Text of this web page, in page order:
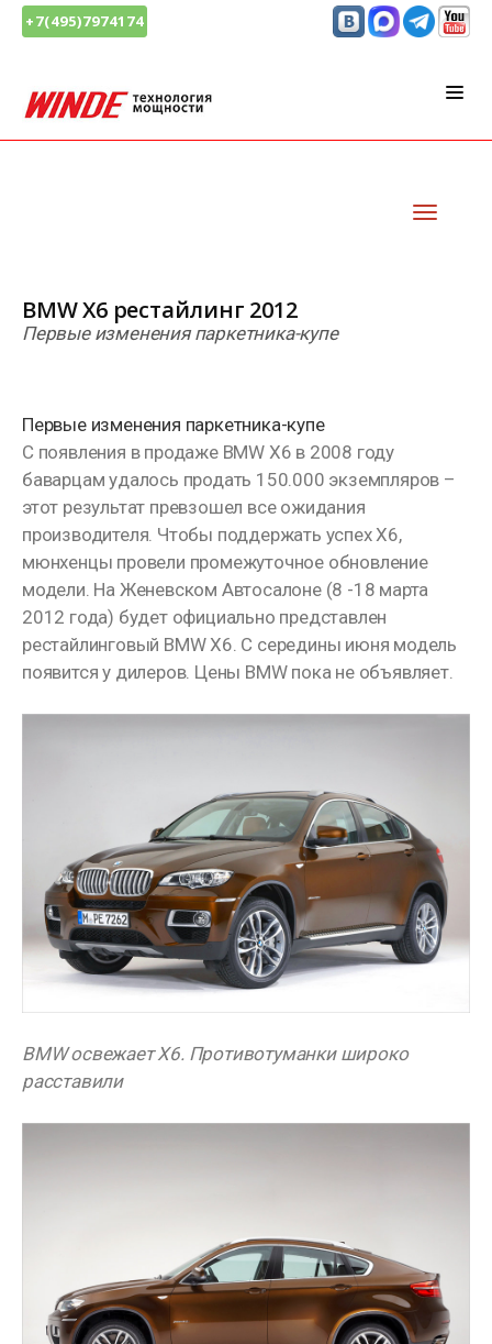
+7(495)7974174
BMW X6 рестайлинг 2012
Первые изменения паркетника-купе
Первые изменения паркетника-купе
С появления в продаже BMW X6 в 2008 году
баварцам удалось продать 150.000 экземпляров –
этот результат превзошел все ожидания
производителя. Чтобы поддержать успех X6,
мюнхенцы провели промежуточное обновление
модели. На Женевском Автосалоне (8 -18 марта
2012 года) будет официально представлен
рестайлинговый BMW X6. С середины июня модель
появится у дилеров. Цены BMW пока не объявляет.
BMW освежает X6. Противотуманки широко
расставили